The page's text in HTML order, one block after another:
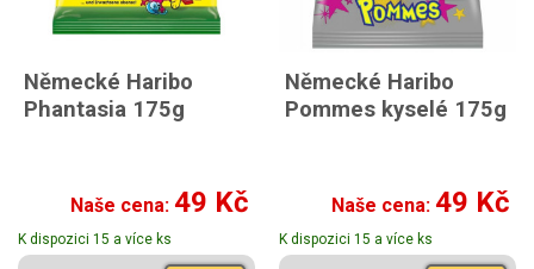
Německé Haribo
Phantasia 175g
Naše cena: 49 Kč
K dispozici 15 a více ks
Německé Haribo
Pommes kyselé 175g
Naše cena: 49 Kč
K dispozici 15 a více ks